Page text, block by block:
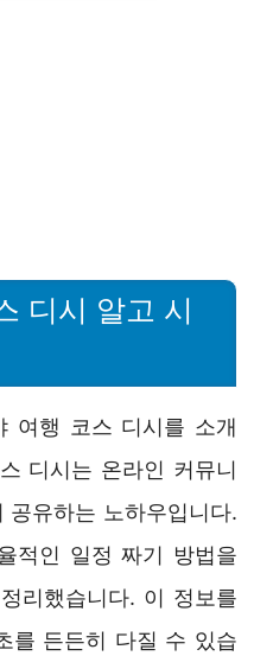
디시 알고 시
여행 코스 디시를 소개
디시는 온라인 커뮤니
공유하는 노하우입니다.
적인 일정 짜기 방법을
리했습니다. 이 정보를
를 든든히 다질 수 있습